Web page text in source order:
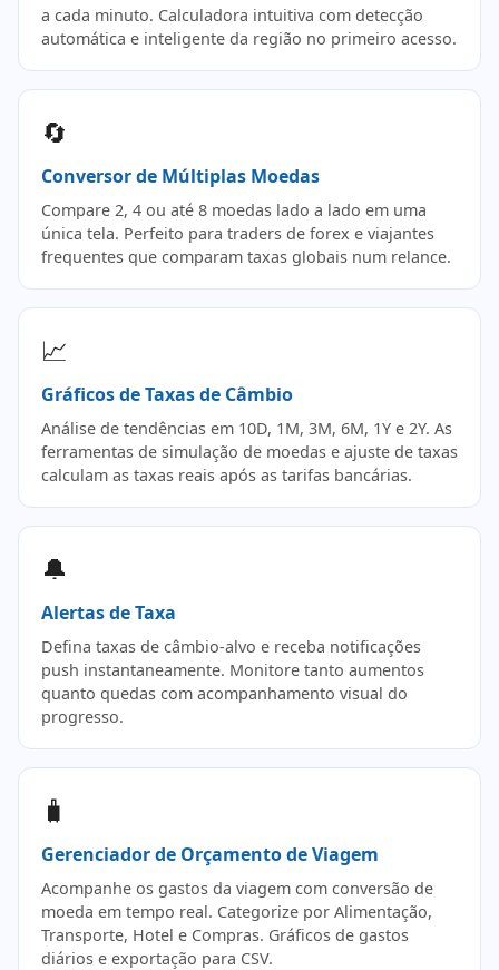
a cada minuto. Calculadora intuitiva com detecção
automática e inteligente da região no primeiro acesso.
🔄
Conversor de Múltiplas Moedas
Compare 2, 4 ou até 8 moedas lado a lado em uma
única tela. Perfeito para traders de forex e viajantes
frequentes que comparam taxas globais num relance.
📈
Gráficos de Taxas de Câmbio
Análise de tendências em 10D, 1M, 3M, 6M, 1Y e 2Y. As
ferramentas de simulação de moedas e ajuste de taxas
calculam as taxas reais após as tarifas bancárias.
🔔
Alertas de Taxa
Defina taxas de câmbio-alvo e receba notificações
push instantaneamente. Monitore tanto aumentos
quanto quedas com acompanhamento visual do
progresso.
🧳
Gerenciador de Orçamento de Viagem
Acompanhe os gastos da viagem com conversão de
moeda em tempo real. Categorize por Alimentação,
Transporte, Hotel e Compras. Gráficos de gastos
diários e exportação para CSV.